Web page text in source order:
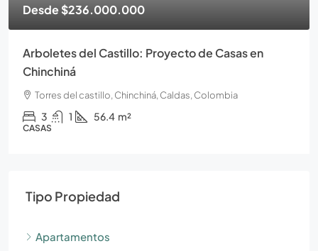
Desde$236.000.000
Arboletes del Castillo: Proyecto de Casas en
Chinchiná
Torres del castillo, Chinchiná, Caldas, Colombia
3 1 56.4 m²
CASAS
Tipo Propiedad
Apartamentos